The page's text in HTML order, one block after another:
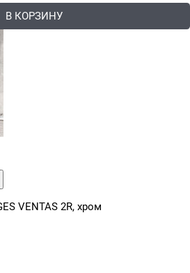
В КОРЗИНУ
VENTAS 2R, хром